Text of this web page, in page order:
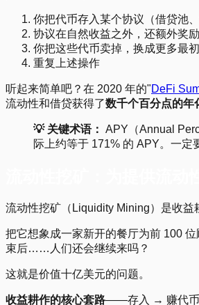
你把代币存入某个协议（借贷池
协议在自然收益之外，还额外奖
你把这些代币卖掉，换成更多最
重复上述操作
听起来简单吧？在 2020 年的"DeFi
流动性和借贷获得了数千个百分点的年
💡 关键术语： APY（Annual
际上约等于 171% 的 APY。一
流动性挖矿（Liquidity Mining）是收益
把它想象成一家新开的餐厅为前 100
束后……人们还会继续来吗？
这就是价值十亿美元的问题。
收益耕作的核心套路——存入 → 赚代币